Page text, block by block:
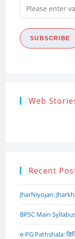
Please
enter
valid
Email
SUBSCRIBE
Web
Research
Ethics (शोध
Recent
JharNiyojan:
BPSC Main
e-PG Pathshala: